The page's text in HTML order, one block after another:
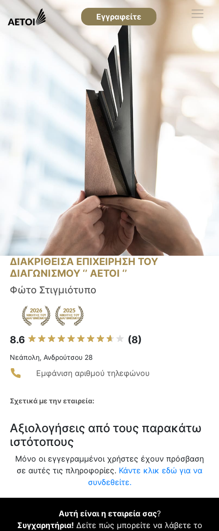
Εγγραφείτε
ΔΙΑΚΡΙΘΕΙΣΑ ΕΠΙΧΕΙΡΗΣΗ ΤΟΥ
ΔΙΑΓΩΝΙΣΜΟΥ ‘’ ΑΕΤΟΙ ‘’
Φώτο Στιγμιότυπο
8.6 (8)
Νεάπολη, Ανδρούτσου 28
Εμφάνιση αριθμού τηλεφώνου
Σχετικά με την εταιρεία:
Αξιολογήσεις από τους παρακάτω
ιστότοπους
Μόνο οι εγγεγραμμένοι χρήστες έχουν πρόσβαση
σε αυτές τις πληροφορίες. Κάντε κλικ εδώ για να
συνδεθείτε.
Αυτή είναι η εταιρεία σας?
Συγχαρητήρια! Δείτε πώς μπορείτε να λάβετε το